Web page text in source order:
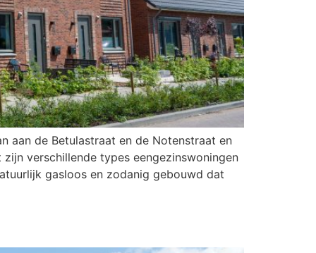
aan de Betulastraat en de Notenstraat en
verschillende types eengezinswoningen
gasloos en zodanig gebouwd dat